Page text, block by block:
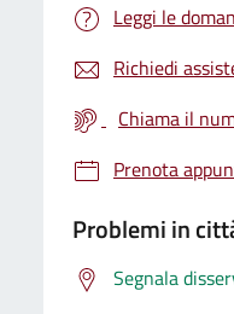
Leggi le
Richiedi
Chiama il
Prenota
Problemi in
Segnala